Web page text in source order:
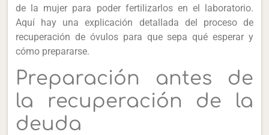
de la mujer para poder fertilizarlos en el laboratorio.
Aquí hay una explicación detallada del proceso de
recuperación de óvulos para que sepa qué esperar y
cómo prepararse.
Preparación antes de
la recuperación de la
deuda